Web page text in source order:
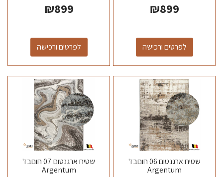
₪899
לפרטים ורכישה
₪899
לפרטים ורכישה
שטיח ארגנטום 06 חוםבז'
Argentum
שטיח ארגנטום 07 חוםבז'
Argentum